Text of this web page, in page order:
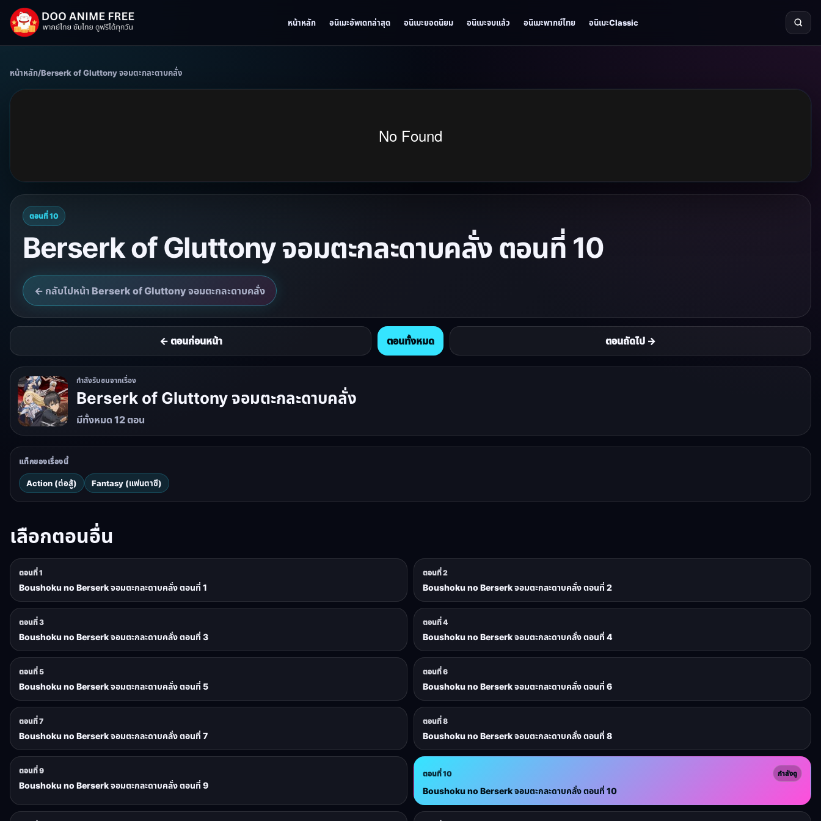
หน้าหลัก อนิเมะอัพเดทล่าสุด อนิเมะยอดนิยม อนิเมะจบแล้ว อนิเมะพากย์ไทย อนิเมะClassic
หน้าหลัก/Berserk of Gluttony จอมตะกละดาบคลั่ง
ตอนที่ 10
Berserk of Gluttony จอมตะกละดาบคลั่ง ตอนที่ 10
← กลับไปหน้า Berserk of Gluttony จอมตะกละดาบคลั่ง
← ตอนก่อนหน้า ตอนทั้งหมด ตอนถัดไป →
กำลังรับชมจากเรื่อง
Berserk of Gluttony จอมตะกละดาบคลั่ง
มีทั้งหมด 12 ตอน
แท็กของเรื่องนี้
Action (ต่อสู้) Fantasy (แฟนตาซี)
เลือกตอนอื่น
ตอนที่ 1
Boushoku no Berserk จอมตะกละดาบคลั่ง ตอนที่ 1
ตอนที่ 2
Boushoku no Berserk จอมตะกละดาบคลั่ง ตอนที่ 2
ตอนที่ 3
Boushoku no Berserk จอมตะกละดาบคลั่ง ตอนที่ 3
ตอนที่ 4
Boushoku no Berserk จอมตะกละดาบคลั่ง ตอนที่ 4
ตอนที่ 5
Boushoku no Berserk จอมตะกละดาบคลั่ง ตอนที่ 5
ตอนที่ 6
Boushoku no Berserk จอมตะกละดาบคลั่ง ตอนที่ 6
ตอนที่ 7
Boushoku no Berserk จอมตะกละดาบคลั่ง ตอนที่ 7
ตอนที่ 8
Boushoku no Berserk จอมตะกละดาบคลั่ง ตอนที่ 8
ตอนที่ 9
Boushoku no Berserk จอมตะกละดาบคลั่ง ตอนที่ 9
ตอนที่ 10 กำลังดู
Boushoku no Berserk จอมตะกละดาบคลั่ง ตอนที่ 10